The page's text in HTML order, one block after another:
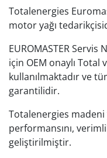
Totalenergies
motor yağı
EUROMASTER
için OEM onaylı Total
kullanılmaktadır ve
garantilidir.
Totalenergies
performansını,
geliştirilmiştir.